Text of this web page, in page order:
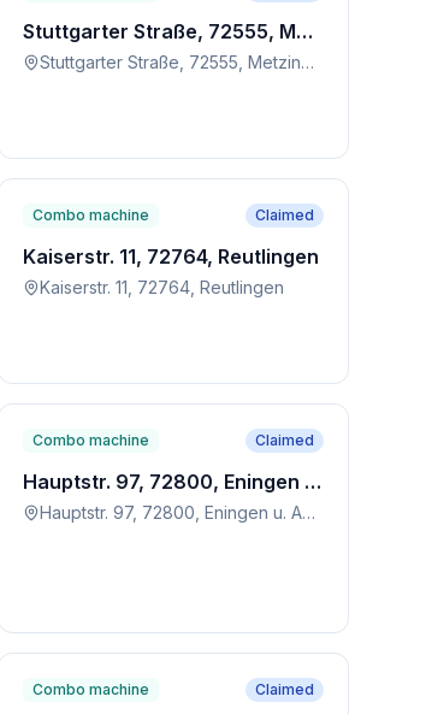
Stuttgarter Straße, 72555, Metzingen
Stuttgarter Straße, 72555, Metzingen
Combo machine Claimed
Kaiserstr. 11, 72764, Reutlingen
Kaiserstr. 11, 72764, Reutlingen
Combo machine Claimed
Hauptstr. 97, 72800, Eningen u. Achalm
Hauptstr. 97, 72800, Eningen u. Achalm
Combo machine Claimed